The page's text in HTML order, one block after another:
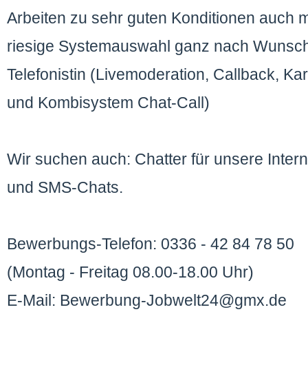
Arbeiten zu sehr guten Konditionen auch
riesige Systemauswahl ganz nach
Telefonistin (Livemoderation, Callback,
und Kombisystem Chat-Call)
Wir suchen auch: Chatter für unsere
und SMS-Chats.
Bewerbungs-Telefon: 0336 - 42 84 78 50
(Montag - Freitag 08.00-18.00 Uhr)
E-Mail: Bewerbung-Jobwelt24@gmx.de